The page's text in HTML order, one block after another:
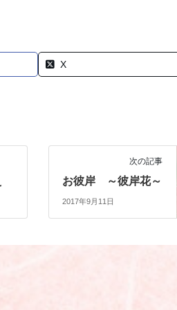
X
次の記事
お彼岸 ～彼岸花～
2017年9月11日